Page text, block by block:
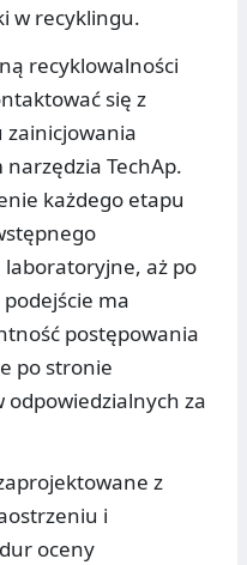
w recyklingu.
recyklowalności
się z
zainicjowania
TechAp.
każdego etapu
aż po
ma
postępowania
po stronie
za
z
i
oceny